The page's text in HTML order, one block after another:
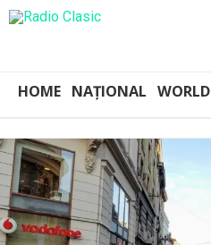
HOME NAȚIONAL WORLD